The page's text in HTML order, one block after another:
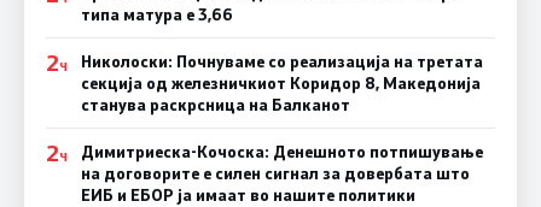
типа матура е 3,66
2Ч
Николоски: Почнуваме со реализација на третата
секција од железничкиот Коридор 8, Македонија
станува раскрсница на Балканот
2Ч
Димитриеска-Кочоска: Денешното потпишување
на договорите е силен сигнал за довербата што
ЕИБ и ЕБОР ја имаат во нашите политики